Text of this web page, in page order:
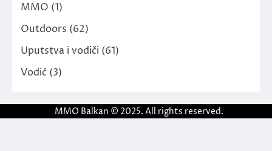
MMO (1)
Outdoors (62)
Uputstva i vodiči (61)
Vodič (3)